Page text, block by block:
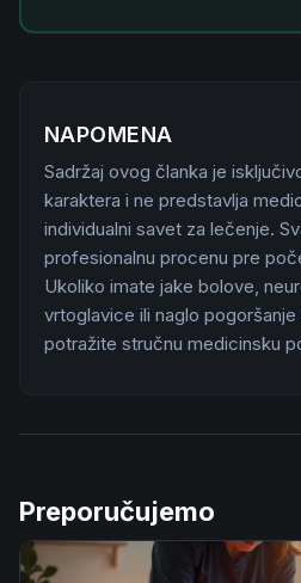
NAPOMENA
Sadržaj ovog članka je
karaktera i ne predstavlja
individualni savet za lečenje.
profesionalnu procenu pre
Ukoliko imate jake bolove,
vrtoglavice ili naglo pogoršanje
potražite stručnu medicinsku
Preporučujemo